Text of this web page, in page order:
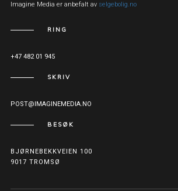
Imagine Media er anbefalt av selgebolig.no
RING
+47 482 01 945
SKRIV
POST@IMAGINEMEDIA.NO
BESØK
BJØRNEBEKKVEIEN 100
9017 TROMSØ